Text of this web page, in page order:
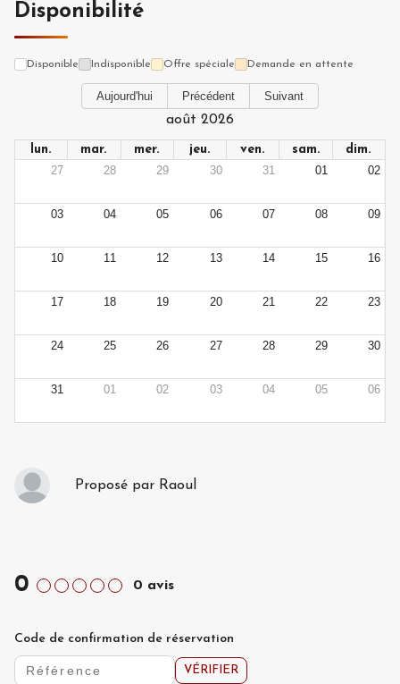
Disponibilité
Disponible Indisponible Offre spéciale Demande en attente
Aujourd'hui Précédent Suivant
août 2026
lun. mar. mer. jeu. ven. sam.
dim.
27
28 29 30 31 01 02
03 04 05 06 07 08 09
10 11 12 13 14 15 16
17 18 19 20 21 22 23
24 25 26 27 28 29 30
31 01 02 03 04 05 06
Proposé par Raoul
0 0 avis
Code de confirmation de réservation
VÉRIFIER